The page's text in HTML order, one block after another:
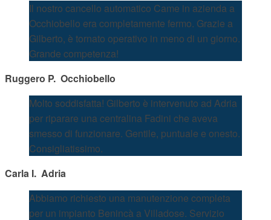
Il nostro cancello automatico Came in azienda a
Occhiobello era completamente fermo. Grazie a
Gilberto, è tornato operativo in meno di un giorno.
Grande competenza!
Ruggero P.  Occhiobello
Molto soddisfatta! Gilberto è intervenuto ad Adria
per riparare una centralina Fadini che aveva
smesso di funzionare. Gentile, puntuale e onesto.
Consigliatissimo.
Carla I.  Adria
Abbiamo richiesto una manutenzione completa
per un impianto Benincà a Villadose. Servizio